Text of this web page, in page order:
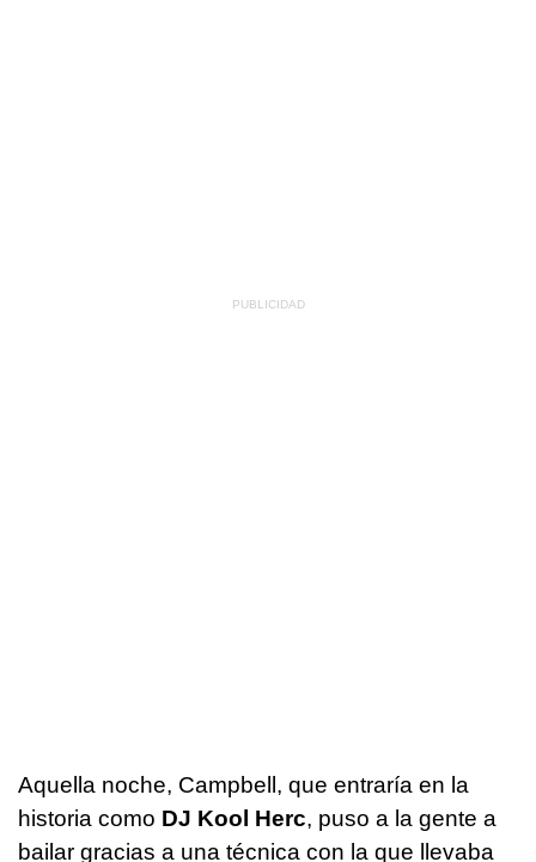
Aquella noche, Campbell, que entraría en la
historia como DJ Kool Herc, puso a la gente a
bailar gracias a una técnica con la que llevaba